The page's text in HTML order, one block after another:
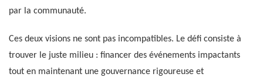
par la communauté.
Ces deux visions ne sont pas incompatibles. Le défi consiste à
trouver le juste milieu : financer des événements impactants
tout en maintenant une gouvernance rigoureuse et